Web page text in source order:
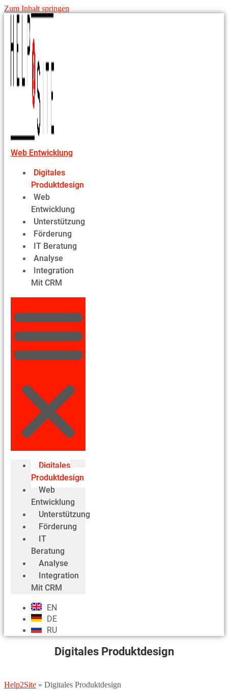
Zum Inhalt springen
Web Entwicklung
Digitales
Produktdesign
Web
Entwicklung
Unterstützung
Förderung
IT Beratung
Analyse
Integration
Mit CRM
Digitales
Produktdesign
Web
Entwicklung
Unterstützung
Förderung
IT
Beratung
Analyse
Integration
Mit CRM
EN
DE
RU
Digitales Produktdesign
Help2Site » Digitales Produktdesign